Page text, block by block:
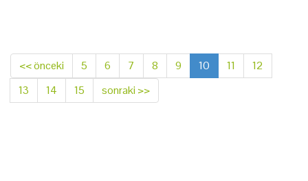
<< önceki 5 6 7 8 9 10 11
12
13
14 15 sonraki >>